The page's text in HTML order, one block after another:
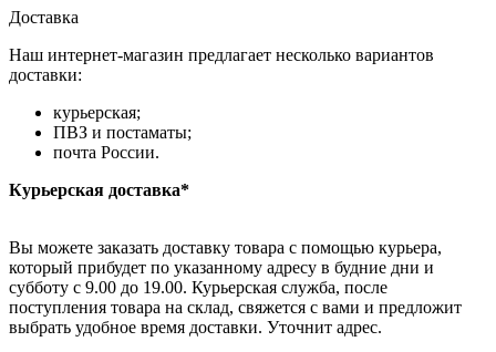
Доставка
Наш интернет-магазин предлагает несколько вариантов
доставки:
курьерская;
ПВЗ и постаматы;
почта России.
Курьерская доставка*
Вы можете заказать доставку товара с помощью курьера,
который прибудет по указанному адресу в будние дни и
субботу с 9.00 до 19.00. Курьерская служба, после
поступления товара на склад, свяжется с вами и предложит
выбрать удобное время доставки. Уточнит адрес.